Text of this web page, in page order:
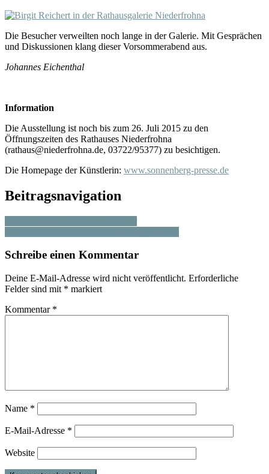
Die Besucher verweilten noch lange in der Galerie. Mit Gesprächen
und Diskussionen klang dieser Vorsommerabend aus.
Johannes Eichenthal
Information
Die Ausstellung ist noch bis zum 26. Juli 2015 zu den
Öffnungszeiten des Rathauses Niederfrohna
(rathaus@niederfrohna.de, 03722/95377) zu besichtigen.
Die Homepage der Künstlerin: www.sonnenberg-presse.de
Beitragsnavigation
Schreibe einen Kommentar
Deine E-Mail-Adresse wird nicht veröffentlicht. Erforderliche
Felder sind mit * markiert
Kommentar *
Name *
E-Mail-Adresse *
Website